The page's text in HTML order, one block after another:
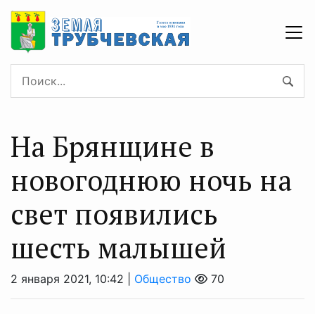
На Брянщине в
новогоднюю ночь на
свет появились
шесть малышей
2 января 2021, 10:42 | Общество 70